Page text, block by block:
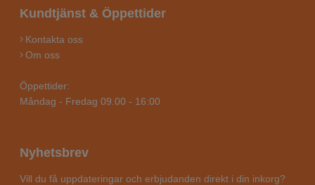
Kundtjänst & Öppettider
Kontakta oss
Om oss
Öppettider:
Måndag - Fredag 09.00 - 16:00
Nyhetsbrev
Vill du få uppdateringar och erbjudanden direkt i din inkorg?